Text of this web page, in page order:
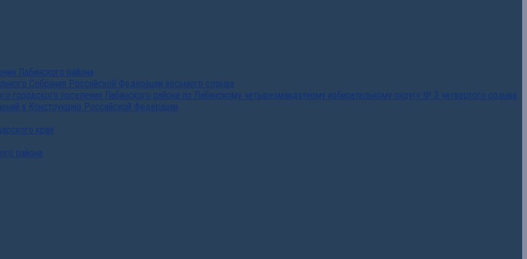
Лабинского района
Собрания Российской Федерации восьмого созыва
городского поселения Лабинского района по Лабинскому четырехмандатному избирательному округу № 3 четвертого созыва
в Конструкцию Российской Федерации
края
района